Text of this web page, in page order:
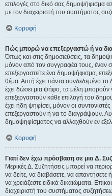
επιλογές στο δικό σας δημοψήφισμα
με τον διαχειριστή του συστήματος
Κορυφή
Πώς μπορώ να επεξεργαστώ ή να
Όπως και στις δημοσιεύσεις, τα
μόνον από τον συγγραφέα τους, έναν
επεξεργαστείτε ένα δημοψήφισμα,
θέμα. Αυτή έχει πάντα συνδεδεμένο
έχει δώσει μια ψήφο, τα μέλη
επεξεργαστούν κάθε επιλογή του
έχει ήδη ψηφίσει, μόνον οι
επεξεργαστούν ή να το διαγράψουν.
δημοψηφίσματος να αλλαχθούν εν
Κορυφή
Γιατί δεν έχω πρόσβαση σε μια Δ.
Μερικές Δ. Συζητήσεις μπορεί να
να δείτε, να διαβάσετε, να απαντήσετε
να χρειάζεστε ειδικά δικαιώματα.
διαχειριστή του συστήματος